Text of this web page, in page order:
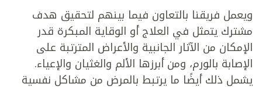
ويعمل فريقنا بالتعاون فيما بينهم لتحقيق هدف
مشترك يتمثل في العلاج أو الوقاية المبكرة قدر
الإمكان من الآثار الجانبية والأعراض المترتبة على
الإصابة بالورم، ومن أبرزها الألم والغثيان والإعياء.
يشمل ذلك أيضًا ما يرتبط بالمرض من مشاكل نفسية